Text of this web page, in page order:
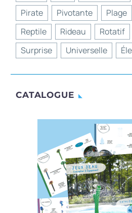
Pirate
Pivotante Plage
Reptile
Rideau Rotatif
Surprise
Universelle
CATALOGUE